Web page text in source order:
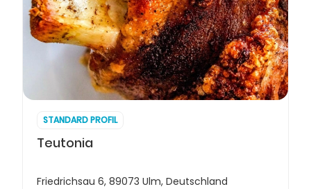
STANDARD PROFIL
Teutonia
Friedrichsau 6, 89073 Ulm, Deutschland